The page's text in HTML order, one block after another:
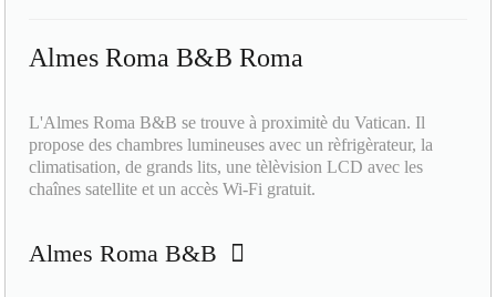
Almes Roma B&B Roma
L'Almes Roma B&B se trouve à proximitè du Vatican. Il
propose des chambres lumineuses avec un rèfrigèrateur, la
climatisation, de grands lits, une tèlèvision LCD avec les
chaînes satellite et un accès Wi-Fi gratuit.
Almes Roma B&B